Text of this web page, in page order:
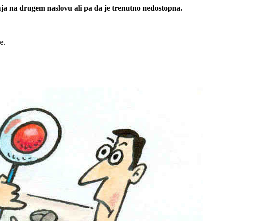
na drugem naslovu ali pa da je trenutno nedostopna.